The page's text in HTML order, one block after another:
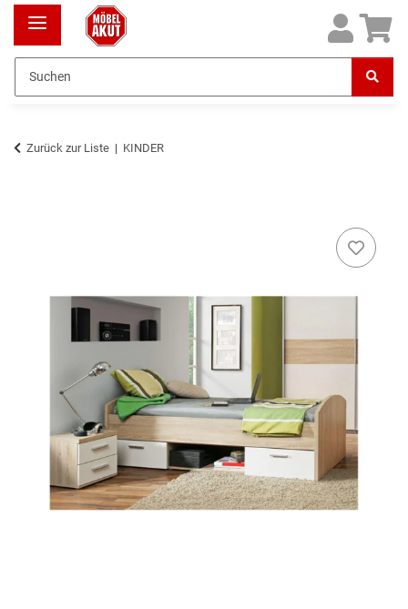
Zurück zur Liste KINDER